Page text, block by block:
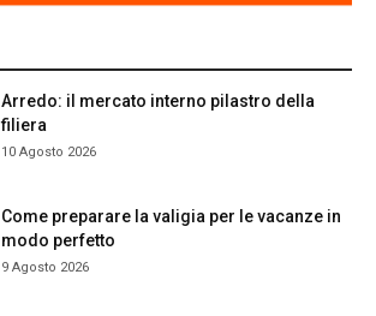
Arredo: il mercato interno pilastro della
filiera
10 Agosto 2026
Come preparare la valigia per le vacanze in
modo perfetto
9 Agosto 2026